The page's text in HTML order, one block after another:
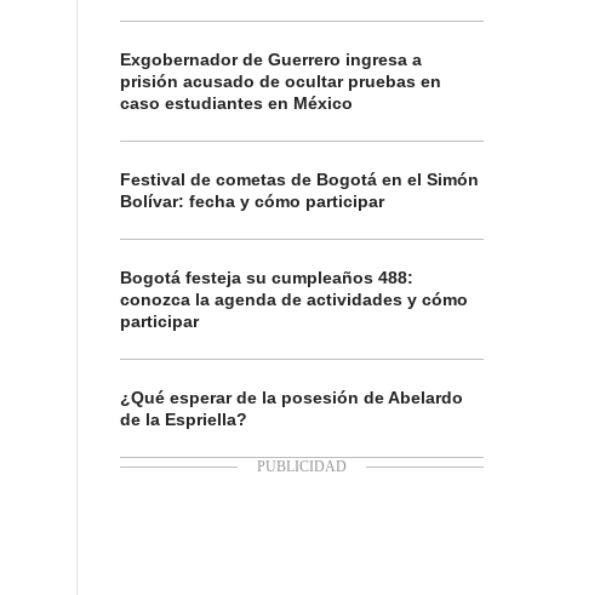
Exgobernador de Guerrero ingresa a
prisión acusado de ocultar pruebas en
caso estudiantes en México
Festival de cometas de Bogotá en el Simón
Bolívar: fecha y cómo participar
Bogotá festeja su cumpleaños 488:
conozca la agenda de actividades y cómo
participar
¿Qué esperar de la posesión de Abelardo
de la Espriella?